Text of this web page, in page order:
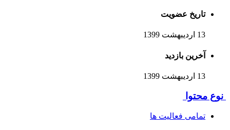
تاریخ عضویت
13 اردیبهشت 1399
آخرین بازدید
13 اردیبهشت 1399
نوع محتوا
تمامی فعالیت ها